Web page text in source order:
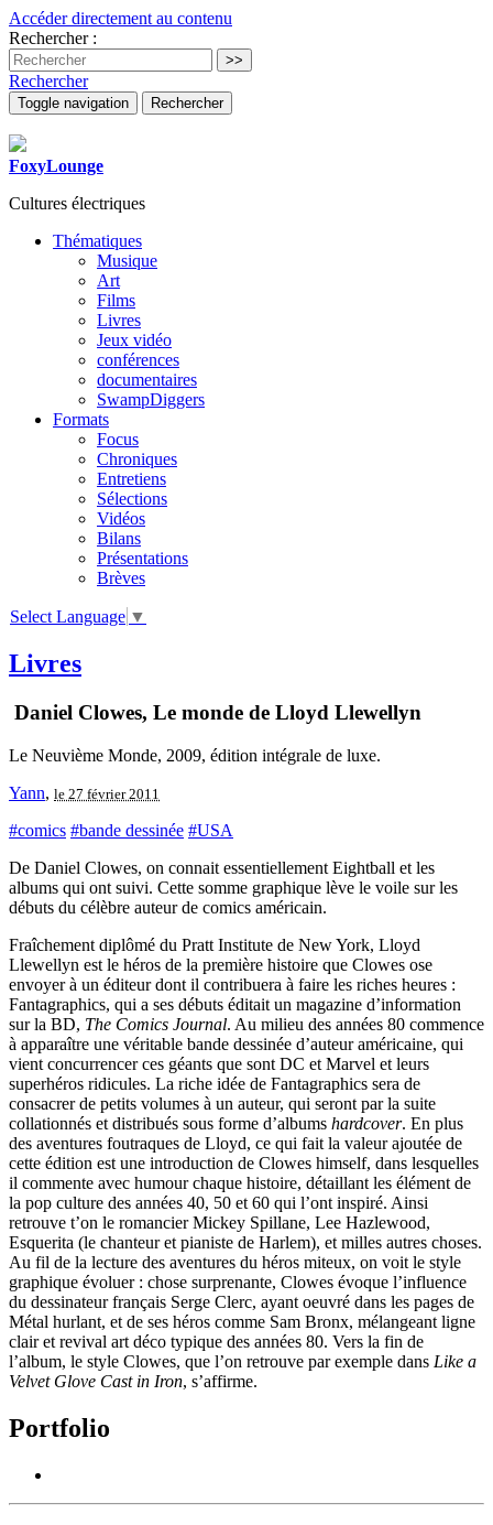
Accéder directement au contenu
Rechercher :
Rechercher
Toggle navigation Rechercher
FoxyLounge
Cultures électriques
Thématiques
Musique
Art
Films
Livres
Jeux vidéo
conférences
documentaires
SwampDiggers
Formats
Focus
Chroniques
Entretiens
Sélections
Vidéos
Bilans
Présentations
Brèves
Select Language ▼
Livres
Daniel Clowes, Le monde de Lloyd Llewellyn
Le Neuvième Monde, 2009, édition intégrale de luxe.
Yann, le 27 février 2011
#comics #bande dessinée #USA
De Daniel Clowes, on connait essentiellement Eightball et les
albums qui ont suivi. Cette somme graphique lève le voile sur les
débuts du célèbre auteur de comics américain.
Fraîchement diplômé du Pratt Institute de New York, Lloyd
Llewellyn est le héros de la première histoire que Clowes ose
envoyer à un éditeur dont il contribuera à faire les riches heures :
Fantagraphics, qui a ses débuts éditait un magazine d’information
sur la BD, The Comics Journal. Au milieu des années 80 commence
à apparaître une véritable bande dessinée d’auteur américaine, qui
vient concurrencer ces géants que sont DC et Marvel et leurs
superhéros ridicules. La riche idée de Fantagraphics sera de
consacrer de petits volumes à un auteur, qui seront par la suite
collationnés et distribués sous forme d’albums hardcover. En plus
des aventures foutraques de Lloyd, ce qui fait la valeur ajoutée de
cette édition est une introduction de Clowes himself, dans lesquelles
il commente avec humour chaque histoire, détaillant les élément de
la pop culture des années 40, 50 et 60 qui l’ont inspiré. Ainsi
retrouve t’on le romancier Mickey Spillane, Lee Hazlewood,
Esquerita (le chanteur et pianiste de Harlem), et milles autres choses.
Au fil de la lecture des aventures du héros miteux, on voit le style
graphique évoluer : chose surprenante, Clowes évoque l’influence
du dessinateur français Serge Clerc, ayant oeuvré dans les pages de
Métal hurlant, et de ses héros comme Sam Bronx, mélangeant ligne
clair et revival art déco typique des années 80. Vers la fin de
l’album, le style Clowes, que l’on retrouve par exemple dans Like a
Velvet Glove Cast in Iron, s’affirme.
Portfolio